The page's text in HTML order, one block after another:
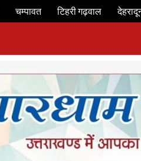
चम्पावत टिहरी गढ़वाल